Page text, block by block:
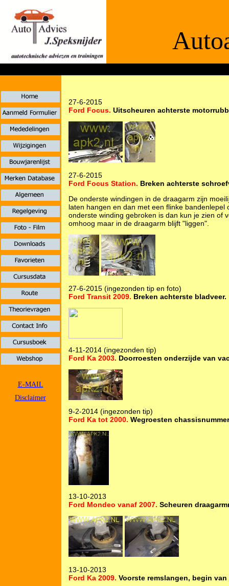
E-MAIL
Disclaimer
27-6-2015
Ford Focus. Uitscheuren achterste
27-6-2015
Ford Focus Station. Breken achterste
De onderste windingen in de draagarm zijn
laten hangen en dan met een flinke
onderste winding gebroken is dan kun je zien of
omhoog maar in de draagarm blijft "liggen".
27-6-2015 (ingezonden tip en foto)
Ford Transit 2009. Breken achterste bladveer.
4-11-2014 (ingezonden tip)
Ford Ka 2003. Doorroesten onderzijde van
9-2-2014 (ingezonden tip)
Ford Ka tot 2000. Wegroesten
13-10-2013
Ford Mondeo vanaf 2007. Scheuren
13-10-2013
Ford Ka 2009. Voorste remslangen, begin